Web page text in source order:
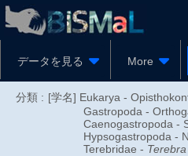
データを見る More
分類 : [学名] Eukarya -
Gastropoda -
Caenogastropoda -
Hypsogastropoda -
Terebridae - Terebra